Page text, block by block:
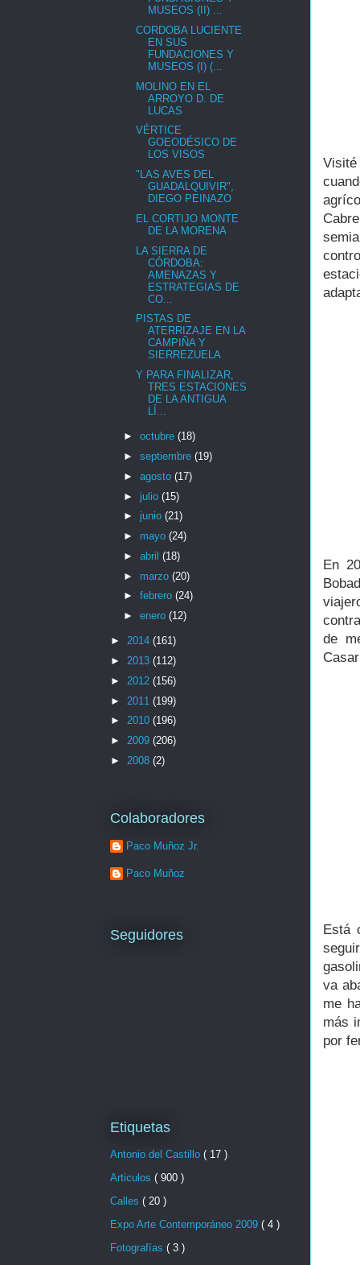
En
de
Está
va
me
más
por
MUSEOS (II) ...
CORDOBA LUCIENTE
EN SUS
FUNDACIONES Y
MUSEOS (I) (...
MOLINO EN EL
ARROYO D. DE
LUCAS
VÉRTICE
GOEODÉSICO DE
LOS VISOS
"LAS AVES DEL
GUADALQUIVIR",
DIEGO PEINAZO
EL CORTIJO MONTE
DE LA MORENA
LA SIERRA DE
CÓRDOBA:
AMENAZAS Y
ESTRATEGIAS DE
CO...
PISTAS DE
ATERRIZAJE EN LA
CAMPIÑA Y
SIERREZUELA
Y PARA FINALIZAR,
TRES ESTACIONES
DE LA ANTIGUA
LÍ...
► octubre (18)
► septiembre (19)
► agosto (17)
► julio (15)
► junio (21)
► mayo (24)
► abril (18)
► marzo (20)
► febrero (24)
► enero (12)
► 2014 (161)
► 2013 (112)
► 2012 (156)
► 2011 (199)
► 2010 (196)
► 2009 (206)
► 2008 (2)
Colaboradores
Paco Muñoz Jr.
Paco Muñoz
Seguidores
Etiquetas
Antonio del Castillo ( 17 )
Articulos ( 900 )
Calles ( 20 )
Expo Arte Contemporáneo 2009 ( 4 )
Fotografías ( 3 )